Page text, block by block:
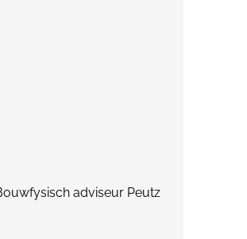
adviseur Peutz